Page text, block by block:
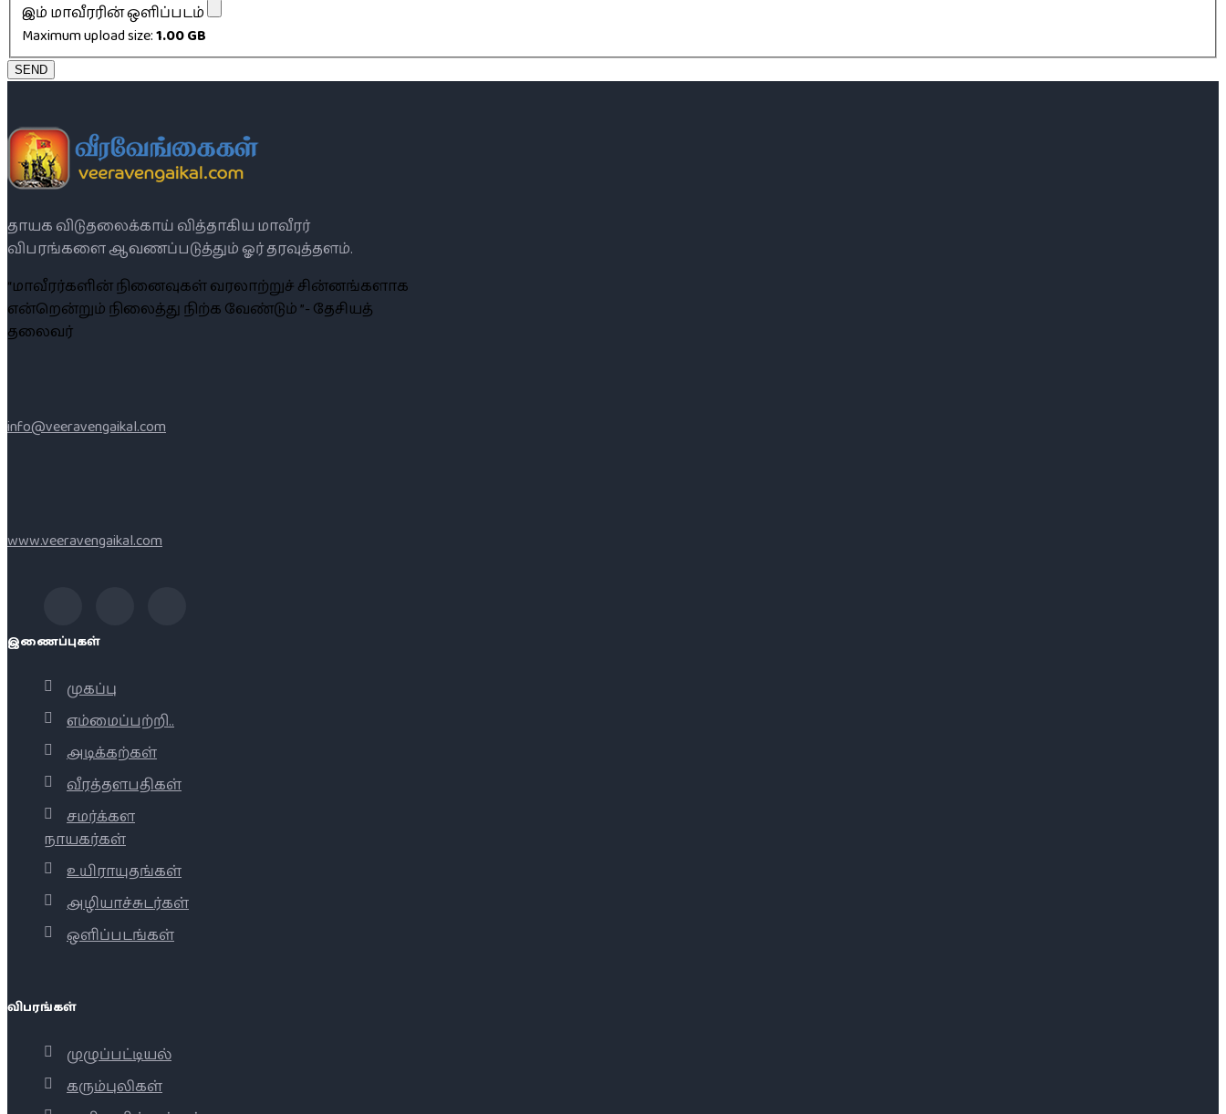
இம் மாவீரரின் ஒளிப்படம்
Maximum upload size:1.00 GB
SEND
தாயக விடுதலைக்காய் வித்தாகிய மாவீரர்
விபரங்களை ஆவணப்படுத்தும் ஓர் தரவுத்தளம்.
“மாவீரர்களின் நினைவுகள் வரலாற்றுச் சின்னங்களாக
என்றென்றும் நிலைத்து நிற்க வேண்டும் ”- தேசியத்
தலைவர்
info@veeravengaikal.com
www.veeravengaikal.com
இணைப்புகள்
முகப்பு
எம்மைப்பற்றி..
அடிக்கற்கள்
வீரத்தளபதிகள்
சமர்க்கள
நாயகர்கள்
உயிராயுதங்கள்
அழியாச்சுடர்கள்
ஒளிப்படங்கள்
விபரங்கள்
முழுப்பட்டியல்
கரும்புலிகள்